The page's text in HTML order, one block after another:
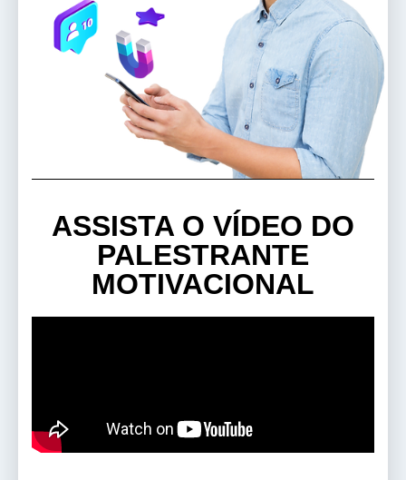
ASSISTA O VÍDEO DO
PALESTRANTE
MOTIVACIONAL